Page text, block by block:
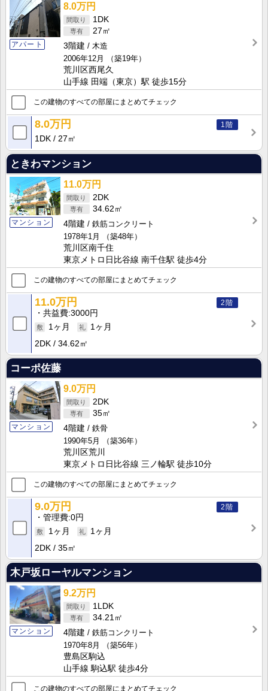
アパート
8.0万円
1DK
27㎡
3階建
木造
2006年12月
（築19年）
荒川区西尾久
山手線 田端（東京）駅 徒歩15分
この建物のすべての部屋にまとめてチェック
1階
8.0万円
1DK 27㎡
ときわマンション
マンション
11.0万円
2DK
34.62㎡
4階建
鉄筋コンクリート
1978年1月
（築48年）
荒川区南千住
東京メトロ日比谷線 南千住駅 徒歩4分
この建物のすべての部屋にまとめてチェック
2階
11.0万円
共益費 3000円
1ヶ月
1ヶ月
2DK
34.62㎡
コーポ佐藤
マンション
9.0万円
2DK
35㎡
4階建
鉄骨
1990年5月
（築36年）
荒川区荒川
東京メトロ日比谷線 三ノ輪駅 徒歩10分
この建物のすべての部屋にまとめてチェック
2階
9.0万円
管理費 0円
1ヶ月
1ヶ月
2DK
35㎡
木戸坂ローヤルマンション
マンション
9.2万円
1LDK
34.21㎡
4階建
鉄筋コンクリート
1970年8月
（築56年）
豊島区駒込
山手線 駒込駅 徒歩4分
この建物のすべての部屋にまとめてチェック